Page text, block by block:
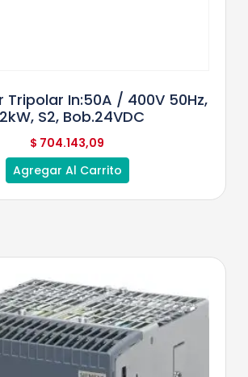
In:50A / 400V 50Hz,
S2, Bob.24VDC
$ 704.143,09
Agregar Al Carrito